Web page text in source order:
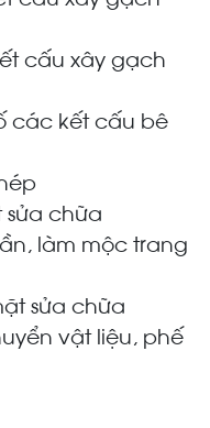
cấu xây gạch
các kết cấu bê
chữa
làm mộc trang
sửa chữa
vật liệu, phế